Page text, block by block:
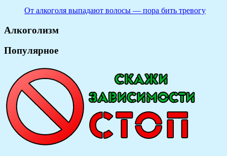
От алкоголя выпадают волосы — пора бить тревогу
Алкоголизм
Популярное